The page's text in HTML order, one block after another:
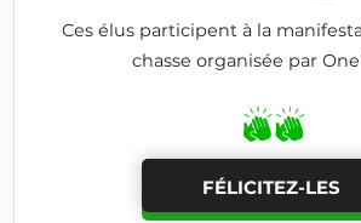
Ces élus participent à la
chasse organisée par
FÉLICITEZ-LES